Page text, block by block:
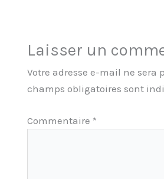
Laisser un
Votre adresse e-mail ne sera
champs obligatoires sont
Commentaire *